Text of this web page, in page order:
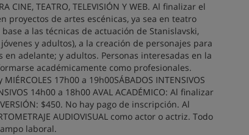
CINE, TEATRO, TELEVISIÓN Y WEB. Al finalizar el
de artes escénicas, ya sea en teatro
a las técnicas de actuación de Stanislavski,
y adultos), a la creación de personajes para
en adelante; y adultos. Personas interesadas en la
académicamente como profesionales.
17h00 a 19h00SÁBADOS INTENSIVOS
14h00 a 18h00 AVAL ACADÉMICO: Al finalizar
$450. No hay pago de inscripción. Al
AUDIOVISUAL como actor o actriz. Todo
laboral.